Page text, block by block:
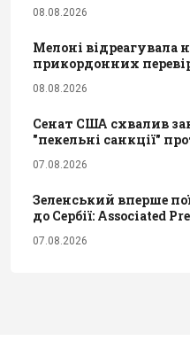
08.08.2026
Мелоні відреагувала
прикордонних
08.08.2026
Сенат США схвалив
"пекельні санкції"
07.08.2026
Зеленський вперше
до Сербії: Associated
07.08.2026